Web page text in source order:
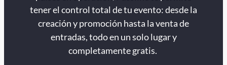
tener el control total de tu evento: desde la
creación y promoción hasta la venta de
entradas, todo en un solo lugar y
completamente gratis.